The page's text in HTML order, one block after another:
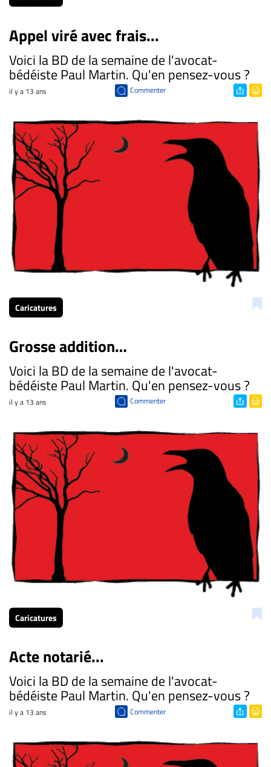
Appel viré avec frais...
Voici la BD de la semaine de l'avocat-
bédéiste Paul Martin. Qu'en pensez-vous ?
il y a 13 ans Commenter
Caricatures
Grosse addition…
Voici la BD de la semaine de l'avocat-
bédéiste Paul Martin. Qu'en pensez-vous ?
il y a 13 ans Commenter
Caricatures
Acte notarié...
Voici la BD de la semaine de l'avocat-
bédéiste Paul Martin. Qu'en pensez-vous ?
il y a 13 ans Commenter